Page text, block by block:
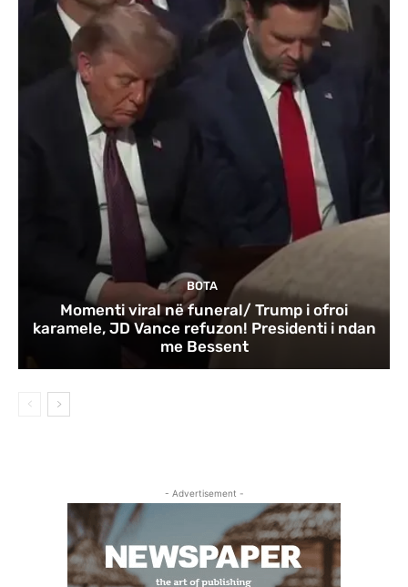
BOTA
Momenti viral në funeral/ Trump i ofroi
karamele, JD Vance refuzon! Presidenti i ndan
me Bessent
- Advertisement -